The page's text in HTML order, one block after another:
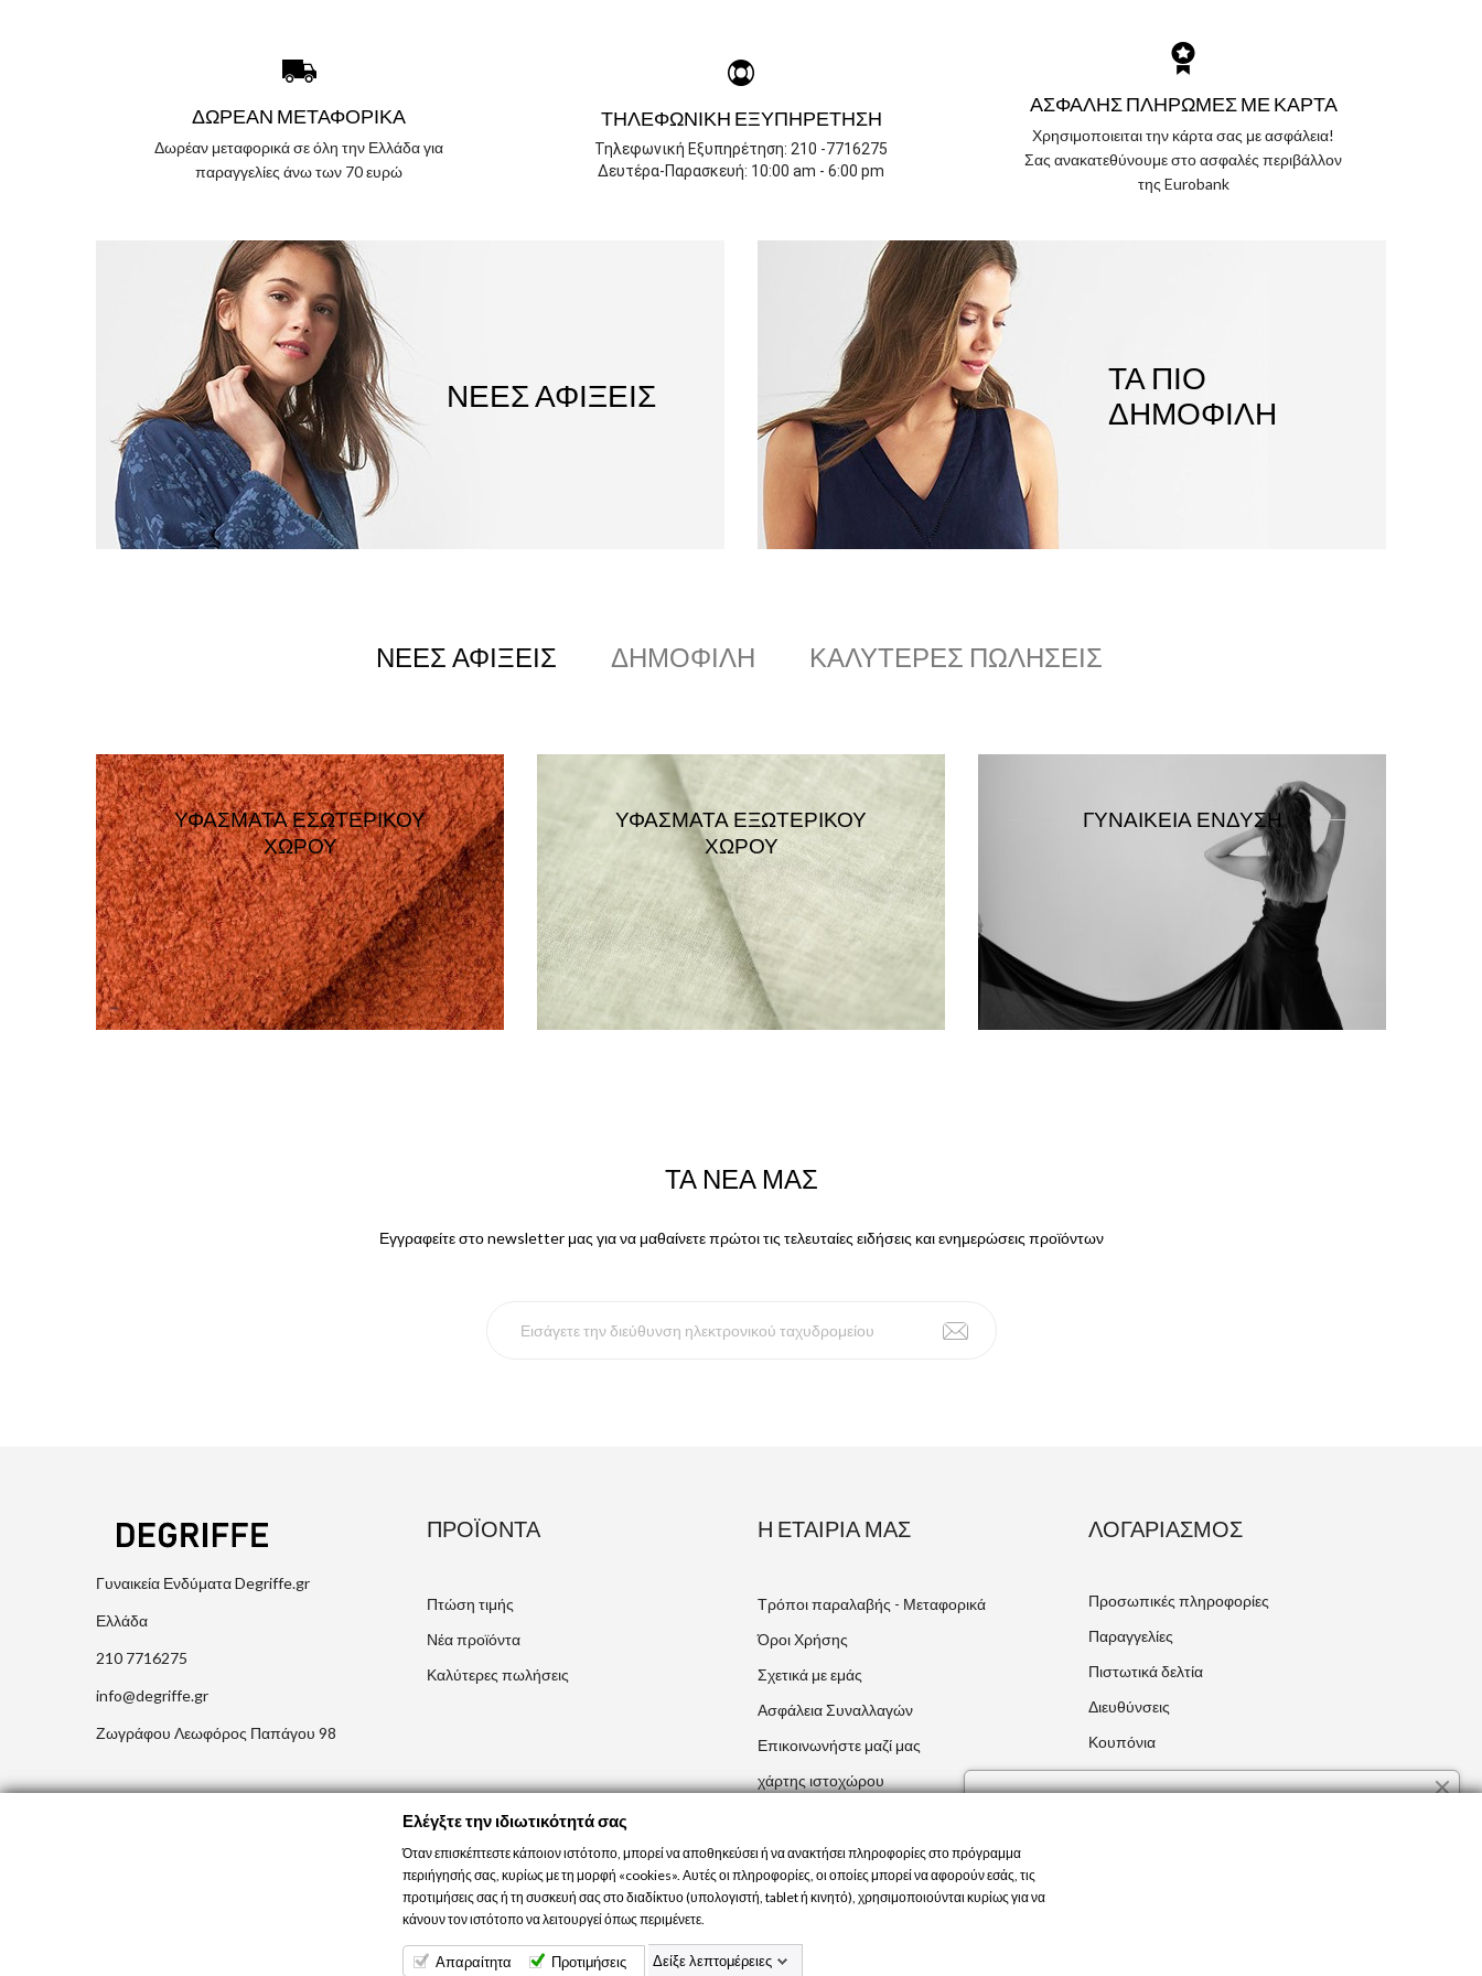
ΔΩΡΈΑΝ ΜΕΤΑΦΟΡΙΚΆ
Δωρέαν μεταφορικά σε όλη την Ελλάδα για
παραγγελίες άνω των 70 ευρώ
ΤΗΛΕΦΩΝΙΚΉ ΕΞΥΠΗΡΈΤΗΣΗ
Τηλεφωνική Εξυπηρέτηση: 210 -7716275
Δευτέρα-Παρασκευή: 10:00 am - 6:00 pm
ΑΣΦΑΛΉΣ ΠΛΗΡΩΜΈΣ ΜΕ ΚΆΡΤΑ
Χρησιμοποιειται την κάρτα σας με ασφάλεια!
Σας ανακατεθύνουμε στο ασφαλές περιβάλλον
της Eurobank
ΝΈΕΣ ΑΦΊΞΕΙΣ
ΤΑ ΠΙΟ
ΔΗΜΟΦΙΛΉ
ΝΈΕΣ ΑΦΊΞΕΙΣ ΔΗΜΟΦΙΛΉ ΚΑΛΎΤΕΡΕΣ ΠΩΛΉΣΕΙΣ
ΥΦΆΣΜΑΤΑ ΕΣΩΤΕΡΙΚΟΎ
ΧΏΡΟΥ
ΥΦΆΣΜΑΤΑ ΕΞΩΤΕΡΙΚΟΎ
ΧΏΡΟΥ
ΓΥΝΑΙΚΕΊΑ ΈΝΔΥΣΗ
ΤΑ ΝΈΑ ΜΑΣ
Εγγραφείτε στο newsletter μας για να μαθαίνετε πρώτοι τις τελευταίες ειδήσεις και ενημερώσεις προϊόντων
Γυναικεία Ενδύματα Degriffe.gr
Ελλάδα
210 7716275
info@degriffe.gr
Ζωγράφου Λεωφόρος Παπάγου 98
ΠΡΟΪΌΝΤΑ
Πτώση τιμής
Νέα προϊόντα
Καλύτερες πωλήσεις
Η ΕΤΑΙΡΊΑ ΜΑΣ
Τρόποι παραλαβής - Μεταφορικά
Όροι Χρήσης
Σχετικά με εμάς
Ασφάλεια Συναλλαγών
Επικοινωνήστε μαζί μας
χάρτης ιστοχώρου
ΛΟΓΑΡΙΑΣΜΌΣ
Προσωπικές πληροφορίες
Παραγγελίες
Πιστωτικά δελτία
Διευθύνσεις
Κουπόνια
Οι ειδοποιήσεις μου
καλύτερη και εξατομικευμένη εμπειρία χρήσης. Αν συνεχίσετε
την πλοήγηση, αποδέχεστε την χρήση των cookies.
Περισσότερες Πληροφορίες
Ελέγξτε την ιδιωτικότητά σας
Όταν επισκέπτεστε κάποιον ιστότοπο, μπορεί να αποθηκεύσει ή να ανακτήσει πληροφορίες στο πρόγραμμα
περιήγησής σας, κυρίως με τη μορφή «cookies». Αυτές οι πληροφορίες, οι οποίες μπορεί να αφορούν εσάς, τις
προτιμήσεις σας ή τη συσκευή σας στο διαδίκτυο (υπολογιστή, tablet ή κινητό), χρησιμοποιούνται κυρίως για να
κάνουν τον ιστότοπο να λειτουργεί όπως περιμένετε.
Απαραίτητα Προτιμήσεις Δείξε λεπτομέρειες